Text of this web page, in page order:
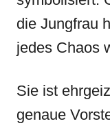
die Jungfrau
jedes Chaos
Sie ist
genaue